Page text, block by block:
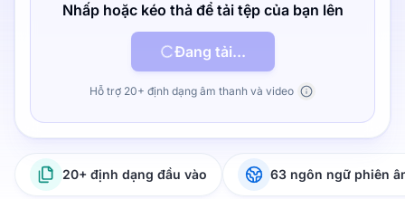
Nhấp hoặc kéo thả để tải tệp của bạn lên
Đang tải...
Hỗ trợ 20+ định dạng âm thanh và video
20+ định dạng đầu vào 63 ngôn ngữ phiên